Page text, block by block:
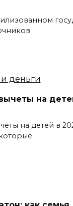
на
на детей в